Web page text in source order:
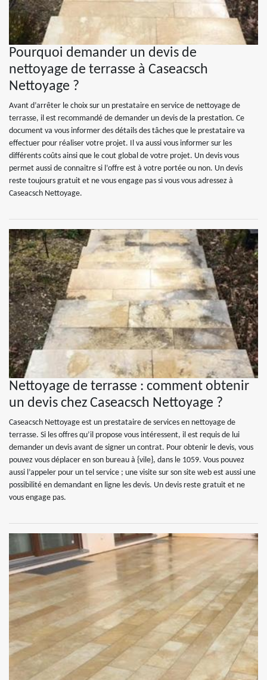
Pourquoi demander un devis de
nettoyage de terrasse à Caseacsch
Nettoyage ?
Avant d’arrêter le choix sur un prestataire en service de nettoyage de
terrasse, il est recommandé de demander un devis de la prestation. Ce
document va vous informer des détails des tâches que le prestataire va
effectuer pour réaliser votre projet. Il va aussi vous informer sur les
différents coûts ainsi que le cout global de votre projet. Un devis vous
permet aussi de connaitre si l’offre est à votre portée ou non. Un devis
reste toujours gratuit et ne vous engage pas si vous vous adressez à
Caseacsch Nettoyage.
Nettoyage de terrasse : comment obtenir
un devis chez Caseacsch Nettoyage ?
Caseacsch Nettoyage est un prestataire de services en nettoyage de
terrasse. Si les offres qu’il propose vous intéressent, il est requis de lui
demander un devis avant de signer un contrat. Pour obtenir le devis, vous
pouvez vous déplacer en son bureau à {vile}, dans le 1059. Vous pouvez
aussi l’appeler pour un tel service ; une visite sur son site web est aussi une
possibilité en demandant en ligne les devis. Un devis reste gratuit et ne
vous engage pas.